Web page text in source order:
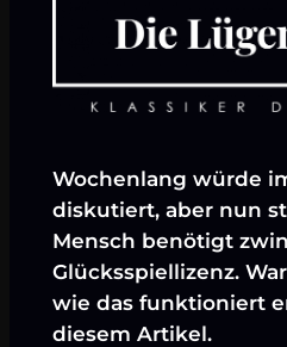
Wochenlang würde
diskutiert, aber nun
Mensch benötigt
Glücksspiellizenz.
wie das funktioniert
diesem Artikel.